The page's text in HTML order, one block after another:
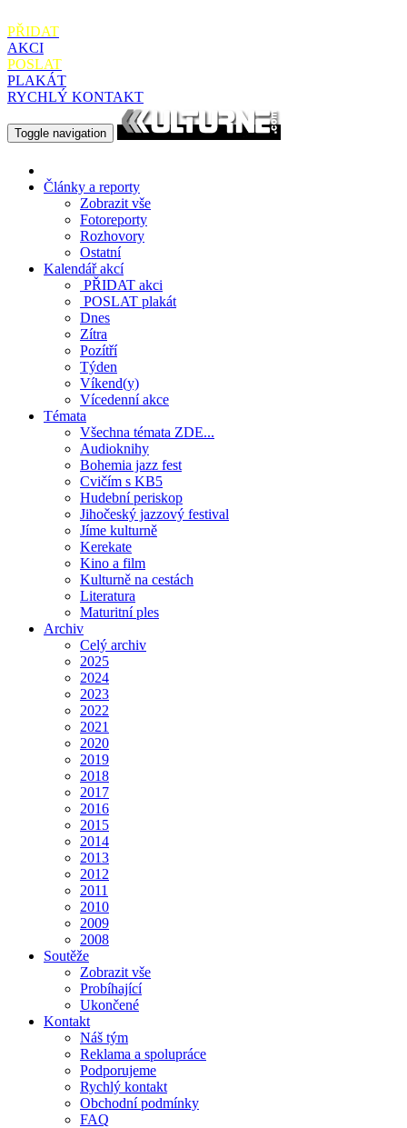
PŘIDAT
AKCI
POSLAT
PLAKÁT
RYCHLÝ KONTAKT
Toggle navigation
Články a reporty
Zobrazit vše
Fotoreporty
Rozhovory
Ostatní
Kalendář akcí
PŘIDAT akci
POSLAT plakát
Dnes
Zítra
Pozítří
Týden
Víkend(y)
Vícedenní akce
Témata
Všechna témata ZDE...
Audioknihy
Bohemia jazz fest
Cvičím s KB5
Hudební periskop
Jihočeský jazzový festival
Jíme kulturně
Kerekate
Kino a film
Kulturně na cestách
Literatura
Maturitní ples
Archiv
Celý archiv
2025
2024
2023
2022
2021
2020
2019
2018
2017
2016
2015
2014
2013
2012
2011
2010
2009
2008
Soutěže
Zobrazit vše
Probíhající
Ukončené
Kontakt
Náš tým
Reklama a spolupráce
Podporujeme
Rychlý kontakt
Obchodní podmínky
FAQ